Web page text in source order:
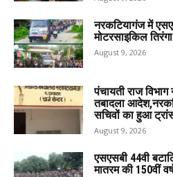
नरकटियागंज में
मोटरसाइकिल
August 9, 2026
पंचायती राज
तबादला
सचिवों का हुआ
August 9, 2026
एसएसबी 44वी
मातरम की 150वीं